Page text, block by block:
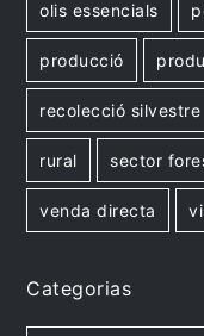
olis essencials
producció
recolecció silvestre
rural sector
venda directa
Categorias